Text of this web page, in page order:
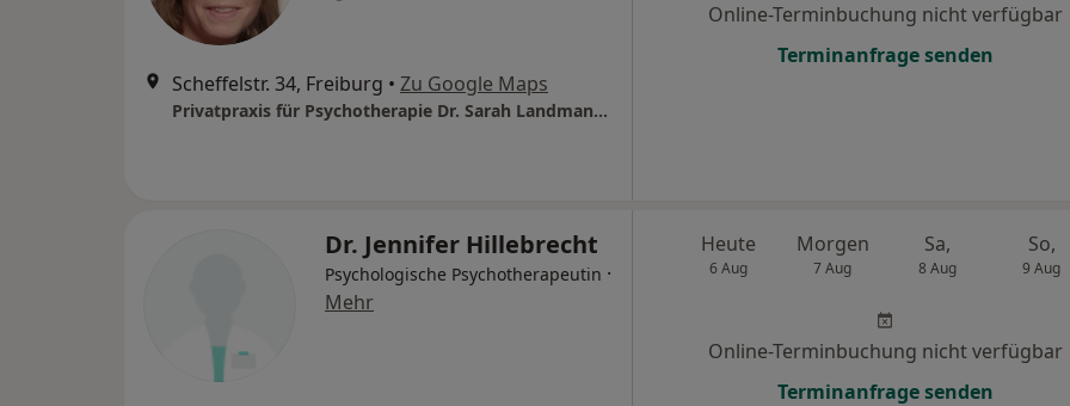
Scheffelstr. 34, Freiburg • Zu Google Maps
Privatpraxis für Psychotherapie Dr. Sarah Landmann Psycholog. Psychotherapeutin
Online-Terminbuchung nicht verfügbar
Terminanfrage senden
Dr. Jennifer Hillebrecht
Psychologische Psychotherapeutin ·
Mehr
Heute
6 Aug
Morgen
7 Aug
Sa,
8 Aug
So,
9 Aug
Online-Terminbuchung nicht verfügbar
Terminanfrage senden